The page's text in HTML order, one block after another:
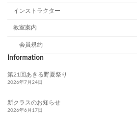
インストラクター
教室案内
会員規約
Information
第21回あきる野夏祭り
2026年7月24日
新クラスのお知らせ
2026年6月17日